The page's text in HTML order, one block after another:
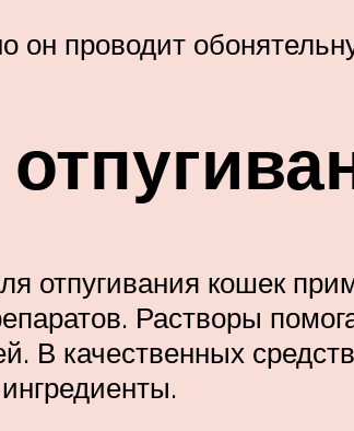
он проводит
отпугивания кошек
Растворы
В качественных